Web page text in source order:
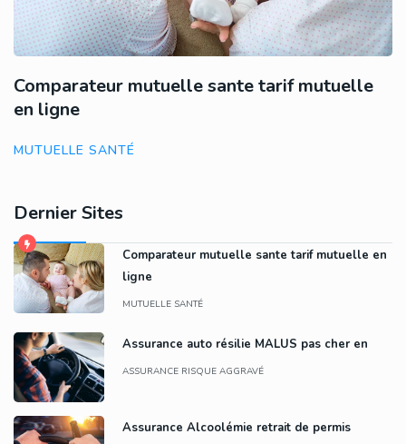
Comparateur mutuelle sante tarif mutuelle
en ligne
MUTUELLE SANTÉ
Dernier Sites
Comparateur mutuelle sante tarif mutuelle en
ligne
MUTUELLE SANTÉ
Assurance auto résilie MALUS pas cher en
ASSURANCE RISQUE AGGRAVÉ
Assurance Alcoolémie retrait de permis